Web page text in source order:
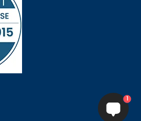
1